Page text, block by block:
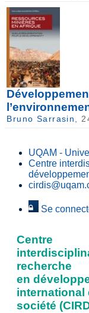
Bruno Sarrasin,
UQAM -
Centre
Se
Centre
recherche
en
international
société